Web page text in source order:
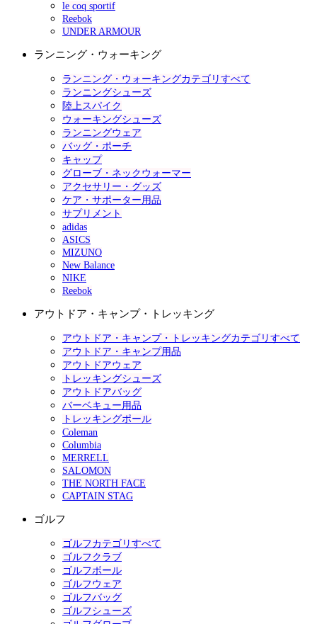
le coq sportif
Reebok
UNDER ARMOUR
ランニング・ウォーキング
ランニング・ウォーキングカテゴリすべて
ランニングシューズ
陸上スパイク
ウォーキングシューズ
ランニングウェア
バッグ・ポーチ
キャップ
グローブ・ネックウォーマー
アクセサリー・グッズ
ケア・サポーター用品
サプリメント
adidas
ASICS
MIZUNO
New Balance
NIKE
Reebok
アウトドア・キャンプ・トレッキング
アウトドア・キャンプ・トレッキングカテゴリすべて
アウトドア・キャンプ用品
アウトドアウェア
トレッキングシューズ
アウトドアバッグ
バーベキュー用品
トレッキングポール
Coleman
Columbia
MERRELL
SALOMON
THE NORTH FACE
CAPTAIN STAG
ゴルフ
ゴルフカテゴリすべて
ゴルフクラブ
ゴルフボール
ゴルフウェア
ゴルフバッグ
ゴルフシューズ